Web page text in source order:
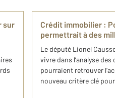
sur
Crédit immobilier :
permettrait à des
Le député Lionel
vivre dans l’analyse
pourraient retrouver
nouveau critère clé